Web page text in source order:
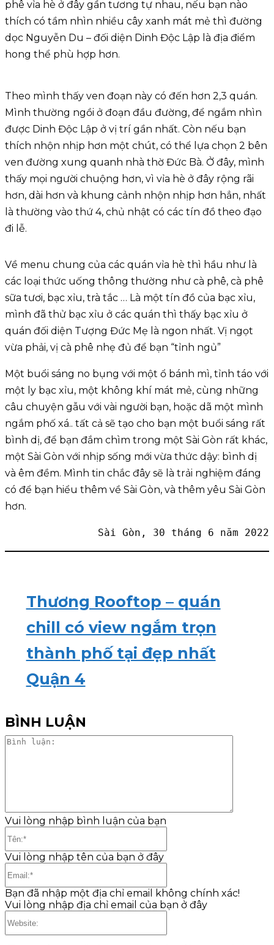
phê vỉa hè ở đây gần tương tự nhau, nếu bạn nào
thích có tầm nhìn nhiều cây xanh mát mẻ thì đường
dọc Nguyễn Du – đối diện Dinh Độc Lập là địa điểm
hong thể phù hợp hơn.
Theo mình thấy ven đoạn này có đến hơn 2,3 quán.
Mình thường ngồi ở đoạn đầu đường, để ngắm nhìn
được Dinh Độc Lập ở vị trí gần nhất. Còn nếu bạn
thích nhộn nhịp hơn một chút, có thể lựa chọn 2 bên
ven đường xung quanh nhà thờ Đức Bà. Ở đây, mình
thấy mọi người chuộng hơn, vì vỉa hè ở đây rộng rãi
hơn, dài hơn và khung cảnh nhộn nhịp hơn hẳn, nhất
là thường vào thứ 4, chủ nhật có các tín đồ theo đạo
đi lễ.
Về menu chung của các quán vỉa hè thì hầu như là
các loại thức uống thông thường như cà phê, cà phê
sữa tươi, bạc xỉu, trà tắc … Là một tín đồ của bạc xỉu,
mình đã thử bạc xỉu ở các quán thì thấy bạc xỉu ở
quán đối diện Tượng Đức Mẹ là ngon nhất. Vị ngọt
vừa phải, vị cà phê nhẹ đủ để bạn “tỉnh ngủ”
Một buổi sáng no bụng với một ổ bánh mì, tỉnh táo với
một ly bạc xỉu, một không khí mát mẻ, cùng những
câu chuyện gẫu với vài người bạn, hoặc dã một mình
ngắm phố xá.. tất cả sẽ tạo cho bạn một buổi sáng rất
bình dị, để bạn đắm chìm trong một Sài Gòn rất khác,
một Sài Gòn với nhịp sống mới vừa thức dậy: bình dị
và êm đềm. Mình tin chắc đây sẽ là trải nghiệm đáng
có để bạn hiểu thêm về Sài Gòn, và thêm yêu Sài Gòn
hơn.
Sài Gòn, 30 tháng 6 năm 2022
Thương Rooftop – quán
chill có view ngắm trọn
thành phố tại đẹp nhất
Quận 4
BÌNH LUẬN
Vui lòng nhập bình luận của bạn
Vui lòng nhập tên của bạn ở đây
Bạn đã nhập một địa chỉ email không chính xác!
Vui lòng nhập địa chỉ email của bạn ở đây